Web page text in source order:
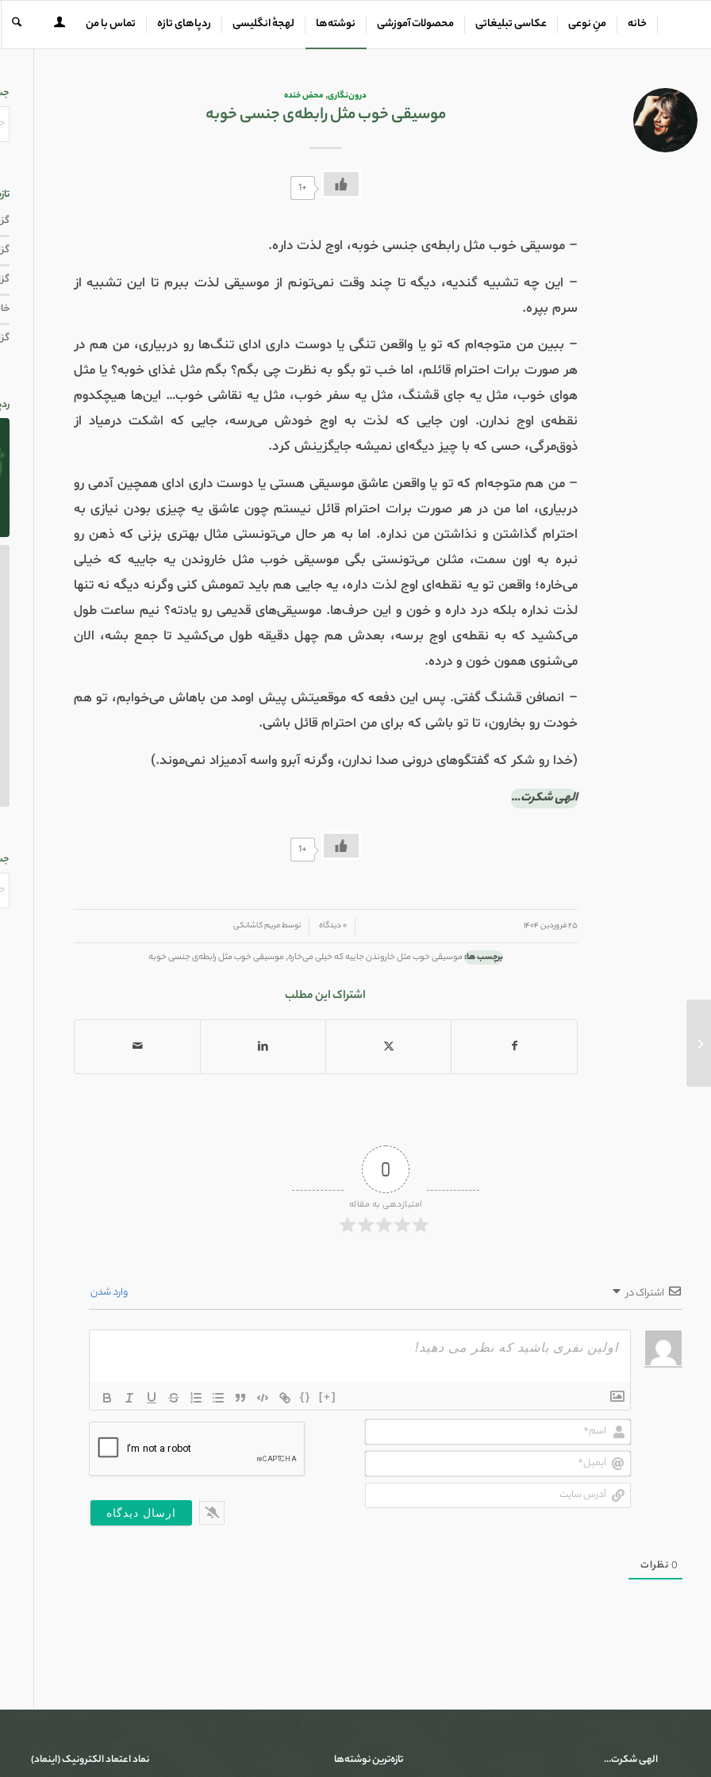
خانه منِ نوعی عکاسی تبلیغاتی محصولات آموزشی نوشته‌ها لهجهٔ انگلیسی ردپاهای تازه تماس با من
درون‌نگاری, محض خنده
موسیقی خوب مثل رابطه‌‌ی جنسی خوبه
+1
– موسیقی خوب مثل رابطه‌ی جنسی خوبه، اوج لذت داره.
– این چه تشبیه گندیه، دیگه تا چند وقت نمی‌تونم از موسیقی لذت ببرم تا این تشبیه از
سرم بپره.
– ببین من متوجه‌ام که تو یا واقعن تنگی یا دوست داری ادای تنگ‌ها رو دربیاری، من هم در
هر صورت برات احترام قائلم، اما خب تو بگو به نظرت چی بگم؟ بگم مثل غذای خوبه؟ یا مثل
هوای خوب، مثل یه جای قشنگ، مثل یه سفر خوب،‌ مثل یه نقاشی خوب… این‌ها هیچکدوم
نقطه‌ی اوج ندارن. اون جایی که لذت به اوج خودش می‌رسه، جایی که اشکت درمیاد از
ذوق‌مرگی،‌ حسی که با چیز دیگه‌ای نمیشه جایگزینش کرد.
– من هم متوجه‌ام که تو یا واقعن عاشق موسیقی هستی یا دوست داری ادای همچین آدمی رو
دربیاری،‌ اما من در هر صورت برات احترام قائل نیستم چون عاشق یه چیزی بودن نیازی به
احترام گذاشتن و نذاشتن من نداره. اما به هر حال می‌تونستی مثال بهتری بزنی که ذهن رو
نبره به اون سمت، مثلن می‌تونستی بگی موسیقی خوب مثل خاروندن یه جاییه که خیلی
می‌خاره؛ واقعن تو یه نقطه‌ای اوج لذت داره، یه جایی هم باید تمومش کنی وگرنه دیگه نه تنها
لذت نداره بلکه درد داره و خون و این حرف‌ها. موسیقی‌‌های قدیمی رو یادته؟ نیم ساعت طول
می‌کشید که به نقطه‌ی اوج برسه، بعدش هم چهل دقیقه طول می‌کشید تا جمع بشه، الان
می‌شنوی همون خون و درده.
– انصافن قشنگ گفتی. پس این دفعه که موقعیتش پیش اومد من باهاش می‌خوابم، تو هم
خودت رو بخارون، تا تو باشی که برای من احترام قائل باشی.
(خدا رو شکر که گفتگوهای درونی صدا ندارن، وگرنه آبرو واسه آدمیزاد نمی‌موند.)
الهی شکرت…
+1
۲۵ فروردین ۱۴۰۴ ۰ دیدگاه توسطمریم کاشانکی
برچسب ها:موسیقی خوب مثل خاروندن جاییه که خیلی می‌خاره, موسیقی خوب مثل رابطه‌ی جنسی خوبه
اشتراک این مطلب
0
امتیازدهی به مقاله
اشتراک در وارد شدن
{} [+]
اسم*
ایمیل*
آدرس
سایت
0نظرات
الهی شکرت… تازه‌ترین نوشته‌ها نماد اعتماد الکترونیک (اینماد)
ناپرهیزی زعفرانی